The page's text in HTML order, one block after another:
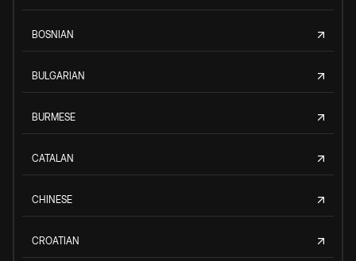
BOSNIAN
BULGARIAN
BURMESE
CATALAN
CHINESE
CROATIAN